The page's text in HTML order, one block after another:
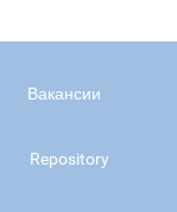
Вакансии
Repository